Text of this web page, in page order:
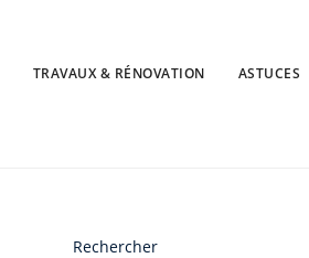
TRAVAUX & RÉNOVATION ASTUCES
Rechercher